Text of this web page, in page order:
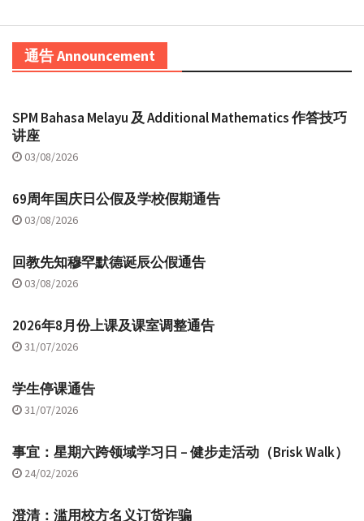
通告 Announcement
SPM Bahasa Melayu 及 Additional Mathematics 作答技巧
讲座
03/08/2026
69周年国庆日公假及学校假期通告
03/08/2026
回教先知穆罕默德诞辰公假通告
03/08/2026
2026年8月份上课及课室调整通告
31/07/2026
学生停课通告
31/07/2026
事宜：星期六跨领域学习日 – 健步走活动（Brisk Walk）
24/02/2026
澄清：滥用校方名义订货诈骗